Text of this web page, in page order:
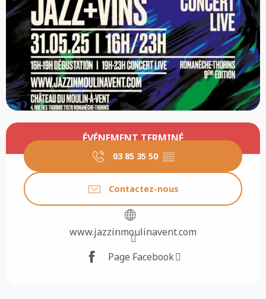
Ouverture et coordonnées
ÉVÉNEMENT TERMINÉ
03 85 35 50 ▒▒
Contactez-nous
www.jazzinmoulinavent.com
Page Facebook